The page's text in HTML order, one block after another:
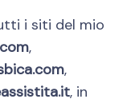
i siti del mio
,
,
, in